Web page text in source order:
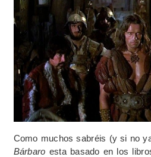
Como muchos sabréis (y si no
Bárbaro esta basado en los